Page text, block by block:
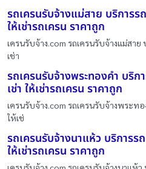
รถเครนรับจ้างแม่สาย บริการร
ให้เช่ารถเครน ราคาถูก
เครนรับจ้าง.com รถเครนรับจ้างแม่สาย
เช่า
รถเครนรับจ้างพระทองคำ บริก
เช่า ให้เช่ารถเครน ราคาถูก
เครนรับจ้าง.com รถเครนรับจ้างพระท
ให้เช่
รถเครนรับจ้างนาแห้ว บริการร
ให้เช่ารถเครน ราคาถูก